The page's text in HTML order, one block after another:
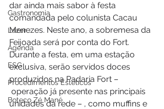
Gastronomia
Lazer
Agenda
ESG
Procedimentos Estéticos
Boteco Zé Mané
dar ainda mais sabor à festa
comandada pelo colunista Cacau
Menezes. Neste ano, a sobremesa da
Feijoada será por conta do Fort.
Durante a festa, em uma estação
exclusiva, serão servidos doces
produzidos na Padaria Fort –
operação já presente nas principais
unidades da rede – , como muffins e